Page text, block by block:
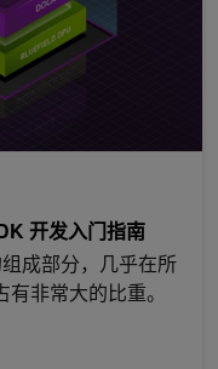
开发入门指南
成部分，几乎在所
非常大的比重。